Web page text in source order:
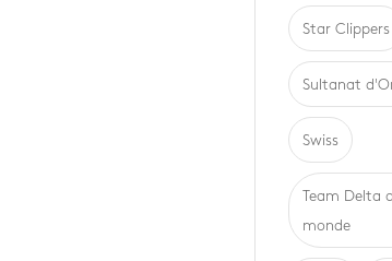
Star Clippers
Sultanat
Swiss
Team Delta
monde